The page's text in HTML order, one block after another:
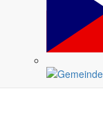
das, was in der